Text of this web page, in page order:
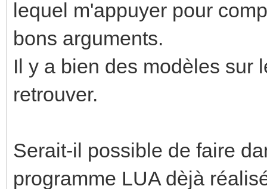
lequel m'appuyer pour
bons arguments.
Il y a bien des modèles sur
retrouver.
Serait-il possible de faire
programme LUA dèjà